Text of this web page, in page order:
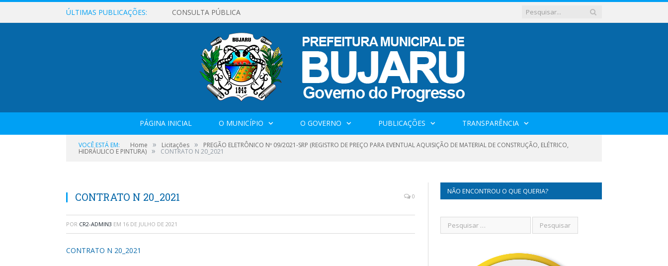
ÚLTIMAS PUBLICAÇÕES: CONSULTA PÚBLICA
PÁGINA INICIAL O MUNICÍPIO O GOVERNO PUBLICAÇÕES TRANSPARÊNCIA
VOCÊ ESTÁ EM: Home » Licitações » PREGÃO ELETRÔNICO Nº 09/2021-SRP (REGISTRO DE PREÇO PARA EVENTUAL AQUISIÇÃO DE MATERIAL DE CONSTRUÇÃO, ELÉTRICO,
HIDRÁULICO E PINTURA) » CONTRATO N 20_2021
CONTRATO N 20_2021 0
POR CR2-ADMIN3 EM 16 DE JULHO DE 2021
CONTRATO N 20_2021
NÃO ENCONTROU O QUE QUERIA?